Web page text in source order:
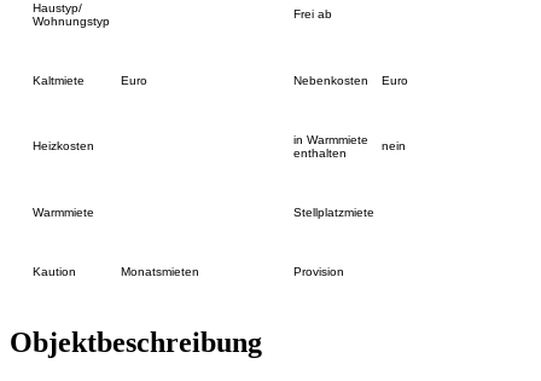
Haustyp/
Wohnungstyp
Frei ab
Kaltmiete Euro Nebenkosten Euro
Heizkosten
in Warmmiete
enthalten
nein
Warmmiete Stellplatzmiete
Kaution Monatsmieten Provision
Objektbeschreibung